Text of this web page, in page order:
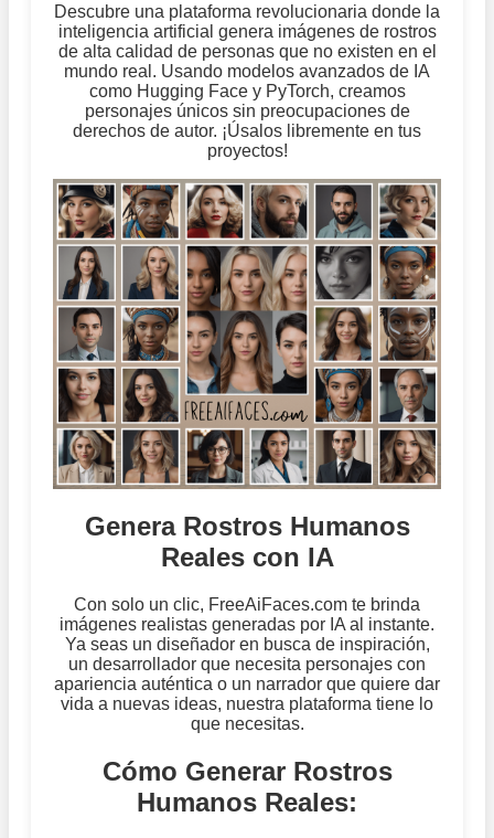
Descubre una plataforma revolucionaria donde la
inteligencia artificial genera imágenes de rostros
de alta calidad de personas que no existen en el
mundo real. Usando modelos avanzados de IA
como Hugging Face y PyTorch, creamos
personajes únicos sin preocupaciones de
derechos de autor. ¡Úsalos libremente en tus
proyectos!
Genera Rostros Humanos
Reales con IA
Con solo un clic, FreeAiFaces.com te brinda
imágenes realistas generadas por IA al instante.
Ya seas un diseñador en busca de inspiración,
un desarrollador que necesita personajes con
apariencia auténtica o un narrador que quiere dar
vida a nuevas ideas, nuestra plataforma tiene lo
que necesitas.
Cómo Generar Rostros
Humanos Reales: